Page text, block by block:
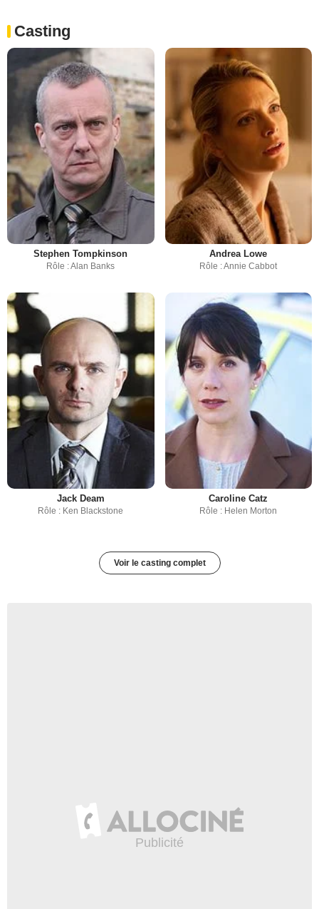
Casting
Stephen Tompkinson
Rôle : Alan Banks
Andrea Lowe
Rôle : Annie Cabbot
Jack Deam
Rôle : Ken Blackstone
Caroline Catz
Rôle : Helen Morton
Voir le casting complet